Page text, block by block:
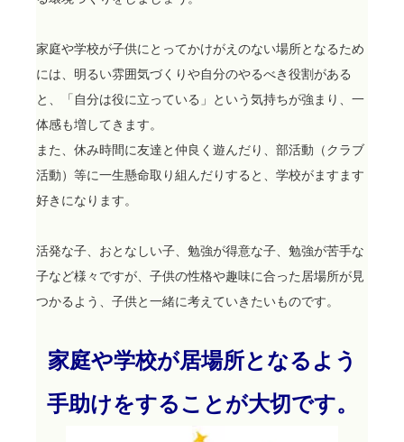
家庭や学校が子供にとってかけがえのない場所となるため
には、明るい雰囲気づくりや自分のやるべき役割がある
と、「自分は役に立っている」という気持ちが強まり、一
体感も増してきます。
また、休み時間に友達と仲良く遊んだり、部活動（クラブ
活動）等に一生懸命取り組んだりすると、学校がますます
好きになります。
活発な子、おとなしい子、勉強が得意な子、勉強が苦手な
子など様々ですが、子供の性格や趣味に合った居場所が見
つかるよう、子供と一緒に考えていきたいものです。
家庭や学校が居場所となるよう
手助けをすることが大切です。